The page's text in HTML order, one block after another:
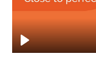
Play